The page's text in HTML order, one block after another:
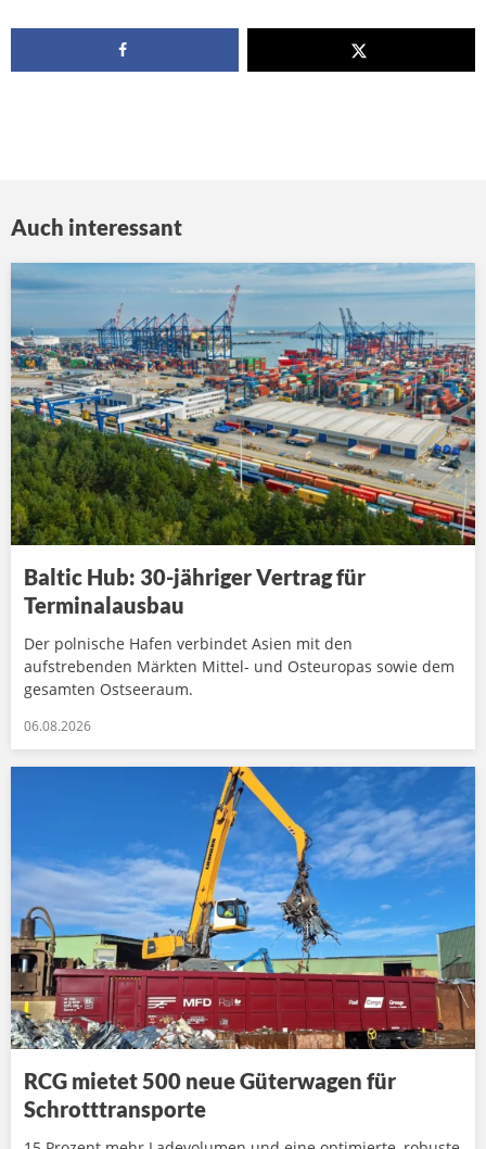
Auch interessant
Baltic Hub: 30-jähriger Vertrag für
Terminalausbau
Der polnische Hafen verbindet Asien mit den
aufstrebenden Märkten Mittel- und Osteuropas sowie dem
gesamten Ostseeraum.
06.08.2026
RCG mietet 500 neue Güterwagen für
Schrotttransporte